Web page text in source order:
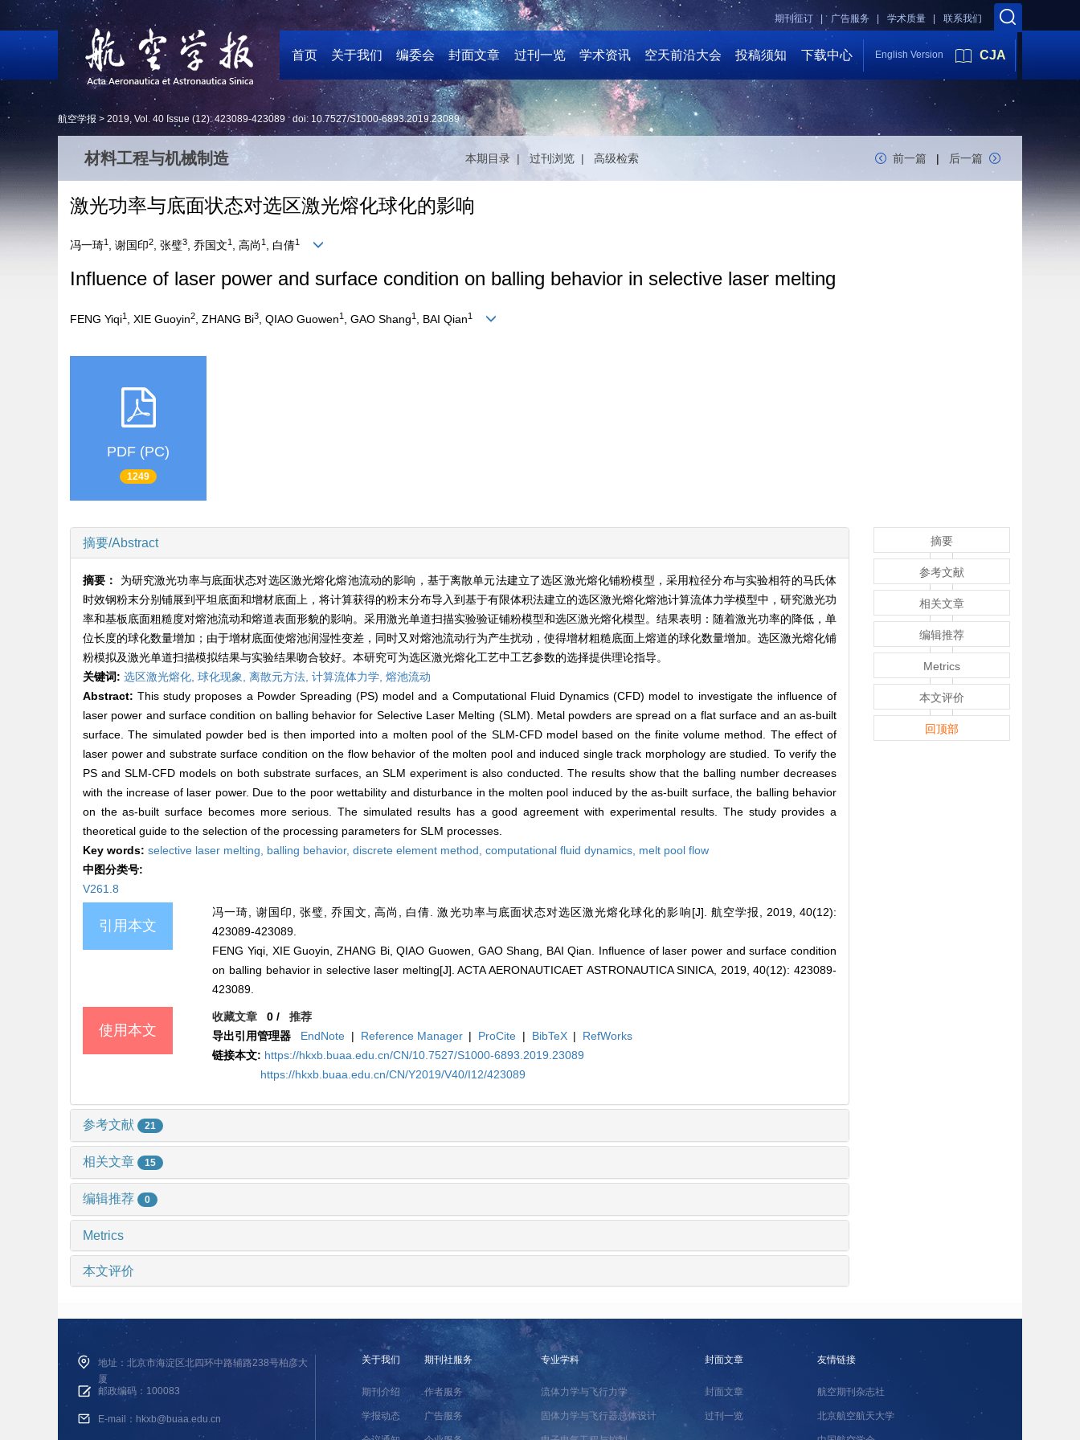
联系我们
学术质量 |
广告服务 |
期刊征订 |
首页 关于我们 编委会 封面文章 过刊一览 学术资讯 空天前沿大会 投稿须知 下载中心 English Version CJA
航空学报 > 2019, Vol. 40 Issue (12): 423089-423089 doi: 10.7527/S1000-6893.2019.23089
材料工程与机械制造 本期目录 | 过刊浏览 | 高级检索 前一篇 | 后一篇
激光功率与底面状态对选区激光熔化球化的影响
冯一琦1 , 谢国印2, 张璧3, 乔国文1 , 高尚 1 , 白倩1
Influence of laser power and surface condition on balling behavior in selective laser melting
FENG Yiqi1 , XIE Guoyin2 , ZHANG Bi3 , QIAO Guowen1 , GAO Shang1 , BAI Qian1
PDF (PC)
1249
摘要/Abstract
摘要： 为研究激光功率与底面状态对选区激光熔化熔池流动的影响，基于离散单元法建立了选区激光熔化铺粉模型，采用粒径分布与实验相符的马氏体
时效钢粉末分别铺展到平坦底面和增材底面上，将计算获得的粉末分布导入到基于有限体积法建立的选区激光熔化熔池计算流体力学模型中，研究激光功
率和基板底面粗糙度对熔池流动和熔道表面形貌的影响。采用激光单道扫描实验验证铺粉模型和选区激光熔化模型。结果表明：随着激光功率的降低，单
位长度的球化数量增加；由于增材底面使熔池润湿性变差，同时又对熔池流动行为产生扰动，使得增材粗糙底面上熔道的球化数量增加。选区激光熔化铺
粉模拟及激光单道扫描模拟结果与实验结果吻合较好。本研究可为选区激光熔化工艺中工艺参数的选择提供理论指导。
关键词: 选区激光熔化, 球化现象, 离散元方法, 计算流体力学, 熔池流动
Abstract:This study proposes a Powder Spreading (PS) model and a Computational Fluid Dynamics (CFD) model to investigate the influence of
laser power and surface condition on balling behavior for Selective Laser Melting (SLM). Metal powders are spread on a flat surface and an as-built
surface. The simulated powder bed is then imported into a molten pool of the SLM-CFD model based on the finite volume method. The effect of
laser power and substrate surface condition on the flow behavior of the molten pool and induced single track morphology are studied. To verify the
PS and SLM-CFD models on both substrate surfaces, an SLM experiment is also conducted. The results show that the balling number decreases
with the increase of laser power. Due to the poor wettability and disturbance in the molten pool induced by the as-built surface, the balling behavior
on the as-built surface becomes more serious. The simulated results has a good agreement with experimental results. The study provides a
theoretical guide to the selection of the processing parameters for SLM processes.
Key words: selective laser melting, balling behavior, discrete element method, computational fluid dynamics, melt pool flow
中图分类号:
V261.8
引用本文
冯一琦, 谢国印, 张璧, 乔国文, 高尚, 白倩. 激光功率与底面状态对选区激光熔化球化的影响[J]. 航空学报, 2019, 40(12):
423089-423089.
FENG Yiqi, XIE Guoyin, ZHANG Bi, QIAO Guowen, GAO Shang, BAI Qian. Influence of laser power and surface condition
on balling behavior in selective laser melting[J]. ACTA AERONAUTICAET ASTRONAUTICA SINICA, 2019, 40(12): 423089-
423089.
使用本文
收藏文章 0 /推荐
导出引用管理器
EndNote | Reference Manager | ProCite | BibTeX |
RefWorks
链接本文: https://hkxb.buaa.edu.cn/CN/10.7527/S1000-6893.2019.23089
https://hkxb.buaa.edu.cn/CN/Y2019/V40/I12/423089
参考文献 21
相关文章 15
编辑推荐 0
Metrics
本文评价
摘要
参考文献
相关文章
编辑推荐
Metrics
本文评价
回顶部
地址：北京市海淀区北四环中路辅路238号柏彦大
厦
邮政编码：100083
E-mail：hkxb@buaa.edu.cn
关于我们
期刊介绍
学报动态
期刊社服务
作者服务
广告服务
专业学科
流体力学与飞行力学
固体力学与飞行器总体设计
封面文章
封面文章
过刊一览
友情链接
航空期刊杂志社
北京航空航天大学